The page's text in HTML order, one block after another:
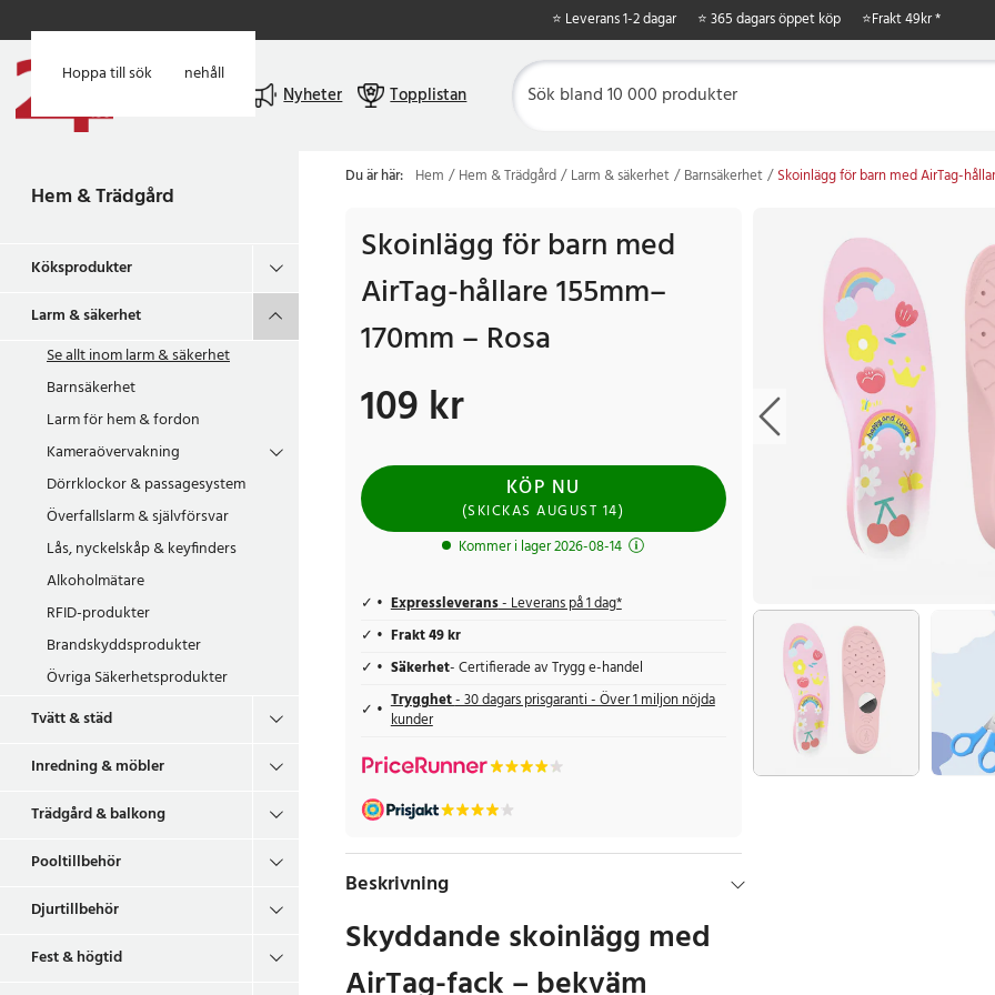
Hoppa till huvudinnehåll
Hoppa till sök
⭐ Leverans 1-2 dagar ⭐ 365 dagars öppet köp ⭐Frakt 49kr *
Nyheter Topplistan
Hem & Trädgård
Köksprodukter
Larm & säkerhet
Se allt inomlarm & säkerhet
Barnsäkerhet
Larm för hem & fordon
Kameraövervakning
Dörrklockor & passagesystem
Överfallslarm & självförsvar
Lås, nyckelskåp & keyfinders
Alkoholmätare
RFID-produkter
Brandskyddsprodukter
Övriga Säkerhetsprodukter
Tvätt & städ
Inredning & möbler
Trädgård & balkong
Pooltillbehör
Djurtillbehör
Fest & högtid
Du är här: Hem Hem & Trädgård Larm & säkerhet Barnsäkerhet Skoinlägg för barn med AirTag-
Skoinlägg för barn med
AirTag-hållare 155mm–
170mm – Rosa
Pris:109 kr
109 kr
KÖP NU
(SKICKASAUGUST 14)
Kommer i lager 2026-08-14
Expressleverans- Leverans på 1 dag*
Frakt 49 kr
Säkerhet- Certifierade av Trygg e-handel
Trygghet- 30 dagars prisgaranti - Över 1 miljon nöjda
kunder
Beskrivning
Skyddande skoinlägg med
AirTag-fack – bekväm